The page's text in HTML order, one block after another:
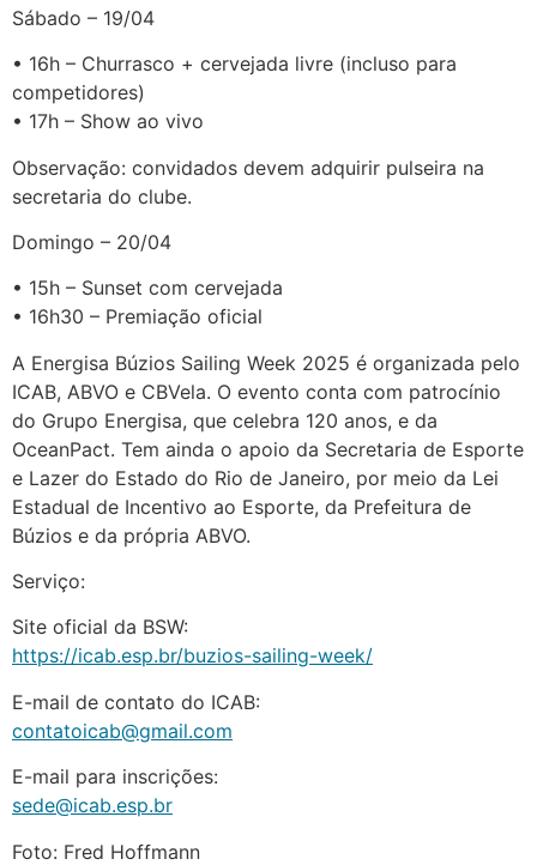
Sábado – 19/04
• 16h – Churrasco + cervejada livre (incluso para
competidores)
• 17h – Show ao vivo
Observação: convidados devem adquirir pulseira na
secretaria do clube.
Domingo – 20/04
• 15h – Sunset com cervejada
• 16h30 – Premiação oficial
A Energisa Búzios Sailing Week 2025 é organizada pelo
ICAB, ABVO e CBVela. O evento conta com patrocínio
do Grupo Energisa, que celebra 120 anos, e da
OceanPact. Tem ainda o apoio da Secretaria de Esporte
e Lazer do Estado do Rio de Janeiro, por meio da Lei
Estadual de Incentivo ao Esporte, da Prefeitura de
Búzios e da própria ABVO.
Serviço:
Site oficial da BSW:
https://icab.esp.br/buzios-sailing-week/
E-mail de contato do ICAB:
contatoicab@gmail.com
E-mail para inscrições:
sede@icab.esp.br
Foto: Fred Hoffmann